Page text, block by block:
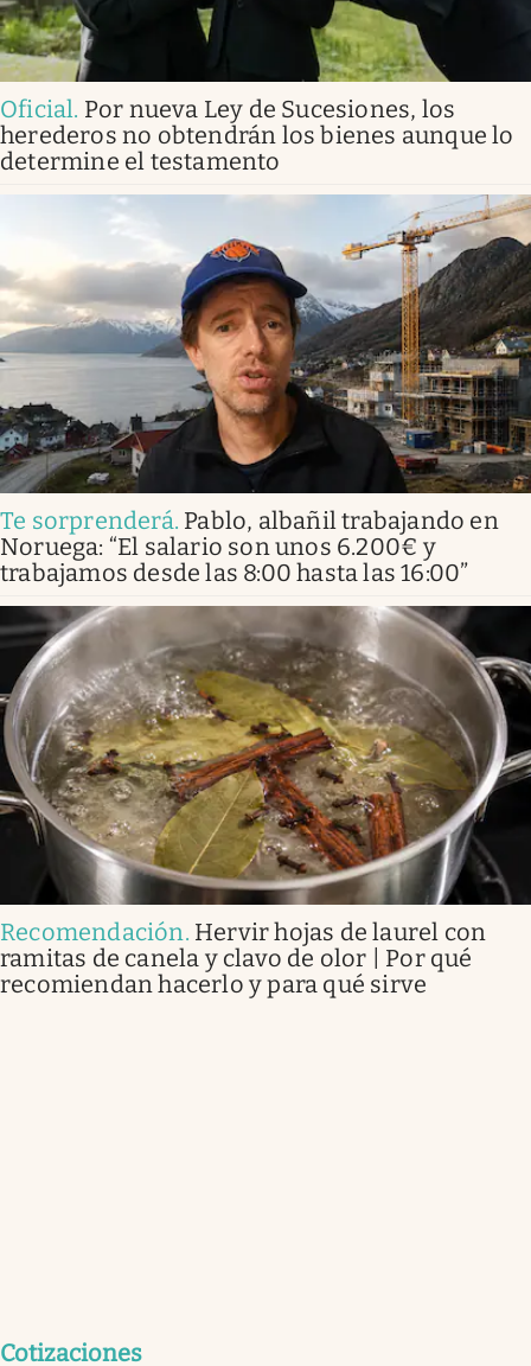
Oficial. Por nueva Ley de Sucesiones, los
herederos no obtendrán los bienes aunque lo
determine el testamento
Te sorprenderá. Pablo, albañil trabajando en
Noruega: “El salario son unos 6.200€ y
trabajamos desde las 8:00 hasta las 16:00”
Recomendación. Hervir hojas de laurel con
ramitas de canela y clavo de olor | Por qué
recomiendan hacerlo y para qué sirve
Cotizaciones